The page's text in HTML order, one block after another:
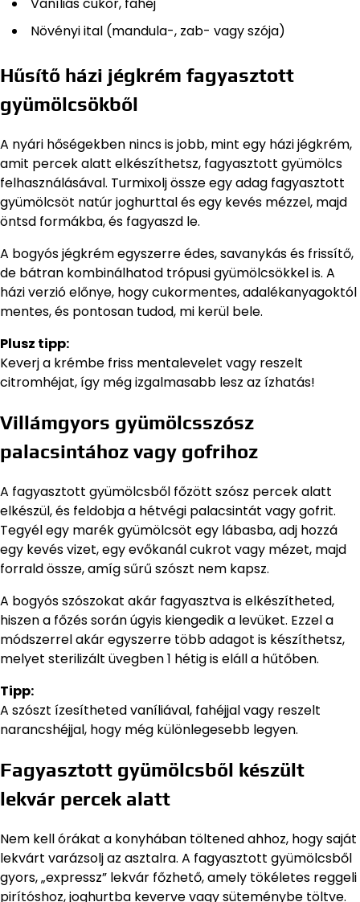
Vaníliás cukor, fahéj
Növényi ital (mandula-, zab- vagy szója)
Hűsítő házi jégkrém fagyasztott
gyümölcsökből
A nyári hőségekben nincs is jobb, mint egy házi jégkrém,
amit percek alatt elkészíthetsz, fagyasztott gyümölcs
felhasználásával. Turmixolj össze egy adag fagyasztott
gyümölcsöt natúr joghurttal és egy kevés mézzel, majd
öntsd formákba, és fagyaszd le.
A bogyós jégkrém egyszerre édes, savanykás és frissítő,
de bátran kombinálhatod trópusi gyümölcsökkel is. A
házi verzió előnye, hogy cukormentes, adalékanyagoktól
mentes, és pontosan tudod, mi kerül bele.
Plusz tipp:
Keverj a krémbe friss mentalevelet vagy reszelt
citromhéjat, így még izgalmasabb lesz az ízhatás!
Villámgyors gyümölcsszósz
palacsintához vagy gofrihoz
A fagyasztott gyümölcsből főzött szósz percek alatt
elkészül, és feldobja a hétvégi palacsintát vagy gofrit.
Tegyél egy marék gyümölcsöt egy lábasba, adj hozzá
egy kevés vizet, egy evőkanál cukrot vagy mézet, majd
forrald össze, amíg sűrű szószt nem kapsz.
A bogyós szószokat akár fagyasztva is elkészítheted,
hiszen a főzés során úgyis kiengedik a levüket. Ezzel a
módszerrel akár egyszerre több adagot is készíthetsz,
melyet sterilizált üvegben 1 hétig is eláll a hűtőben.
Tipp:
A szószt ízesítheted vaníliával, fahéjjal vagy reszelt
narancshéjjal, hogy még különlegesebb legyen.
Fagyasztott gyümölcsből készült
lekvár percek alatt
Nem kell órákat a konyhában töltened ahhoz, hogy saját
lekvárt varázsolj az asztalra. A fagyasztott gyümölcsből
gyors, „expressz” lekvár főzhető, amely tökéletes reggeli
pirítóshoz, joghurtba keverve vagy süteménybe töltve.